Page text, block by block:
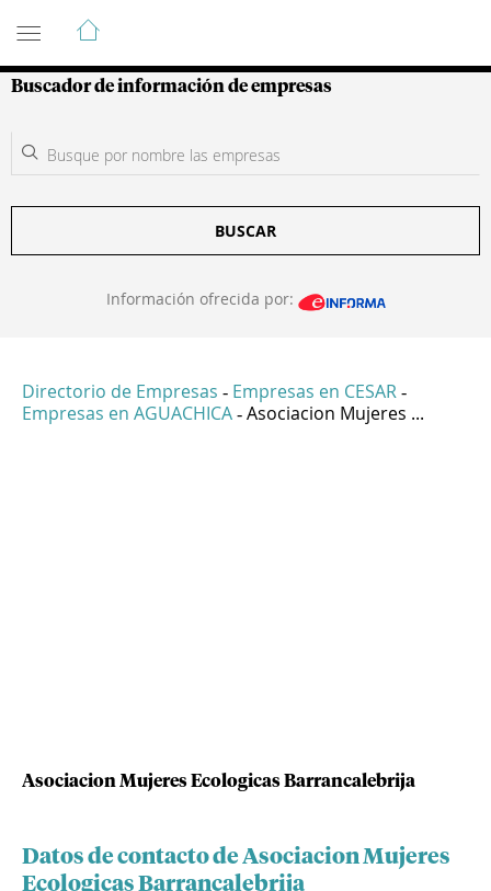
Guía de Empresas Colombianas
Buscador de información de empresas
BUSCAR
Información ofrecida por:
Directorio de Empresas - Empresas en CESAR -
Empresas en AGUACHICA - Asociacion Mujeres ...
Asociacion Mujeres Ecologicas Barrancalebrija
Datos de contacto de Asociacion Mujeres
Ecologicas Barrancalebrija